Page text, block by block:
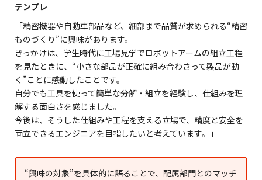
テンプレ
「精密機器や自動車部品など、細部まで品質が求められる“精密
ものづくり”に興味があります。
きっかけは、学生時代に工場見学でロボットアームの組立工程
を見たときに、“小さな部品が正確に組み合わさって製品が動
く”ことに感動したことです。
自分でも工具を使って簡単な分解・組立を経験し、仕組みを理
解する面白さを感じました。
今後は、そうした仕組みや工程を支える立場で、精度と安全を
両立できるエンジニアを目指したいと考えています。」
“興味の対象”を具体的に語ることで、配属部門とのマッチ